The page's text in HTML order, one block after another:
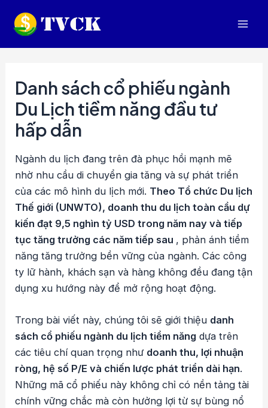
Danh sách cổ phiếu ngành
Du Lịch tiềm năng đầu tư
hấp dẫn
Ngành du lịch đang trên đà phục hồi mạnh mẽ
nhờ nhu cầu di chuyển gia tăng và sự phát triển
của các mô hình du lịch mới. Theo Tổ chức Du lịch
Thế giới (UNWTO), doanh thu du lịch toàn cầu dự
kiến đạt 9,5 nghìn tỷ USD trong năm nay và tiếp
tục tăng trưởng các năm tiếp sau , phản ánh tiềm
năng tăng trưởng bền vững của ngành. Các công
ty lữ hành, khách sạn và hàng không đều đang tận
dụng xu hướng này để mở rộng hoạt động.
Trong bài viết này, chúng tôi sẽ giới thiệu danh
sách cổ phiếu ngành du lịch tiềm năng dựa trên
các tiêu chí quan trọng như doanh thu, lợi nhuận
ròng, hệ số P/E và chiến lược phát triển dài hạn.
Những mã cổ phiếu này không chỉ có nền tảng tài
chính vững chắc mà còn hưởng lợi từ sự bùng nổ